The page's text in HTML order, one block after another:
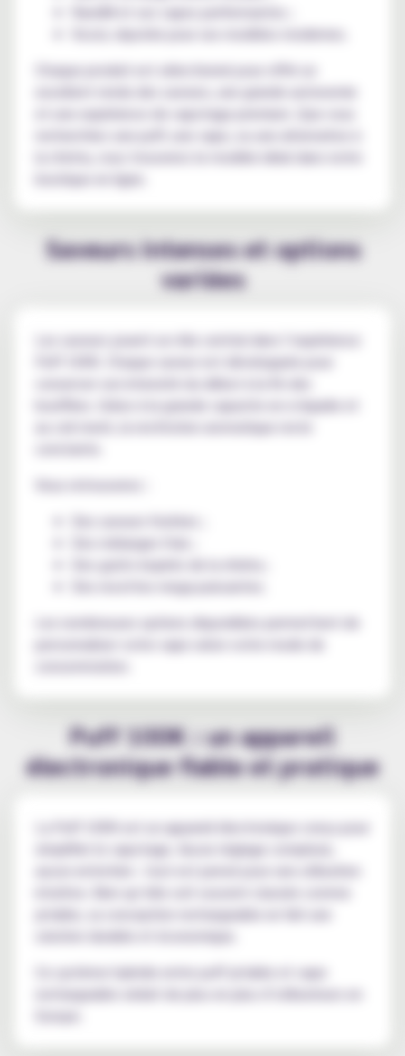
RandM et ses vapes performantes ;
Vozol, réputée pour ses modèles modernes.
Chaque produit est sélectionné pour offrir un
excellent rendu des saveurs, une grande autonomie
et une expérience de vapotage premium. Que vous
boutique en ligne.
Saveurs intenses et options
variées
Les saveurs jouent un rôle central dans l’expérience
Puff 100K. Chaque saveur est développée pour
bouffées. Grâce à la grande capacite en e-liquide et
au coil mesh, la restitution aromatique reste
Vous retrouverez :
Des saveurs fruitées ;
Des mélanges frais ;
Des goûts inspirés de la shisha ;
Des recettes mega puissantes.
Les nombreuses options disponibles permettent de
personnaliser votre vape selon votre mode de
Puff 100K : un appareil
électronique fiable et pratique
La Puff 100K est un appareil électronique conçu pour
simplifier le vapotage. Aucun réglage complexe,
aucun entretien : tout est pensé pour une utilisation
jetable, sa conception rechargeable en fait une
Ce système hybride entre puff jetable et vape
rechargeable séduit de plus en plus d’utilisateurs en